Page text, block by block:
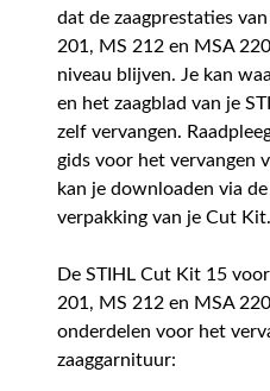
dat de zaagprestaties
201, MS 212 en MSA
niveau blijven. Je kan
en het zaagblad van je
zelf vervangen.
gids voor het vervangen
kan je downloaden via
verpakking van je Cut Kit.
De STIHL Cut Kit 15
201, MS 212 en MSA
onderdelen voor het
zaaggarnituur: